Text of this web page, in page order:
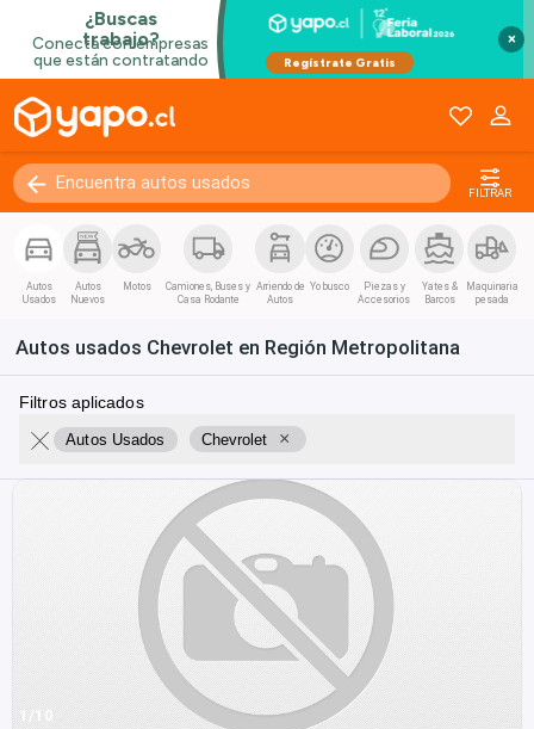
×
FILTRAR
Autos
Usados
Autos
Nuevos
Motos
Camiones, Buses y
Casa Rodante
Arriendo de
Autos
Yo busco
Piezas y
Accesorios
Yates &
Barcos
Maquinaria
pesada
Autos usados Chevrolet en Región Metropolitana
Filtros aplicados
Autos Usados Chevrolet ×
1/10